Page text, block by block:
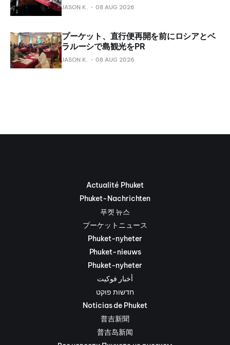
JASON K. 08 AUG 2026
プーケット、直行便再開を前にロシアとベ
ラルーシで島観光をPR
JASON K. 08 AUG 2026
Actualité Phuket
Phuket-Nachrichten
푸켓 뉴스
プーケットニュース
Phuket-nyheter
Phuket-nieuws
Phuket-nyheter
أخبار فوكيت
חדשות פוקט
Noticias de Phuket
普吉新聞
普吉岛新闻